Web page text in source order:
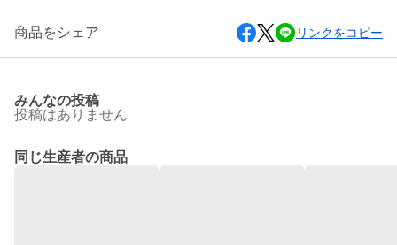
商品をシェア リンクをコピー
みんなの投稿
投稿はありません
同じ生産者の商品